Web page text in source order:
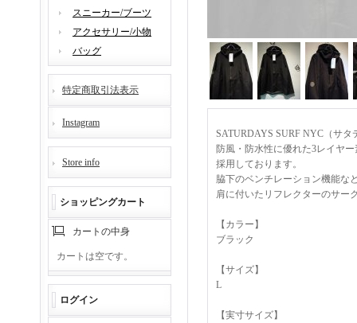
スニーカー/ブーツ
アクセサリー/小物
バッグ
特定商取引法表示
Instagram
Store info
ショッピングカート
カートの中身
カートは空です。
ログイン
SATURDAYS SURF NYC（サ
防風・防水性に優れた3レイヤ
採用しております。
脇下のベンチレーション機能な
肩に付いたリフレクターのサー
【カラー】
ブラック
【サイズ】
L
【実寸サイズ】